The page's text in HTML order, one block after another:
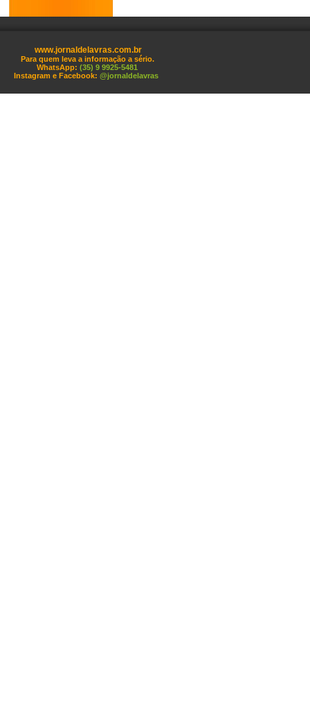
www.jornaldelavras.com.br
Para quem leva a informação a sério.
WhatsApp: (35) 9 9925-5481
Instagram e Facebook: @jornaldelavras